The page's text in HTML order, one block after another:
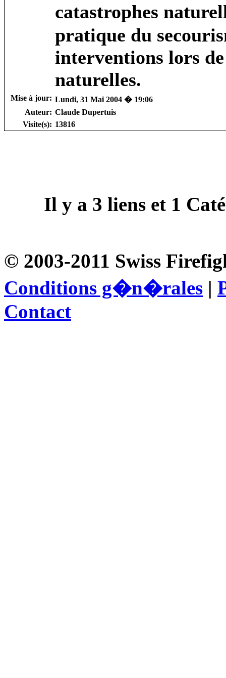
catastrophes
pratique du
interventions lors
naturelles.
Mise à jour: Lundi, 31 Mai 2004 � 19:06
Auteur: Claude Dupertuis
Visite(s): 13816
Il y a 3 liens et 1
© 2003-2011 Swiss
Conditions g�n�rales |
Contact